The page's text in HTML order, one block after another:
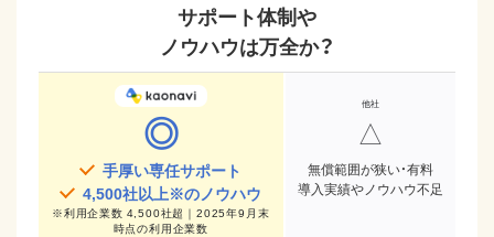
サポート体制や
ノウハウは万全か？
◎
手厚い専任サポート
4,500社以上※のノウハウ
※利用企業数 4,500社超｜2025年9月末
時点の利用企業数
△
無償範囲が狭い・有料
導入実績やノウハウ不足